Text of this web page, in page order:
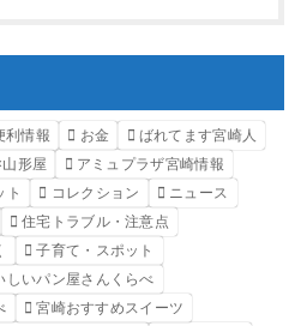
利情報 お金
ばれてます宮崎人
形屋
アミュプラザ宮崎情報
ト コレクション
ニュース
住宅トラブル・注意点
子育て・スポット
しいパン屋さんくらべ
宮崎おすすめスイーツ